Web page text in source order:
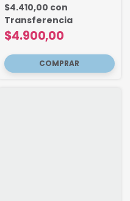
$4.900,00
$4.410,00 con
Transferencia